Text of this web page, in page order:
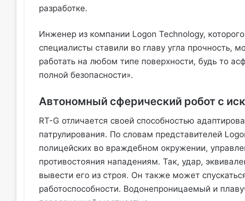
разработке.
Инженер из компании Logon Technology,
специалисты ставили во главу угла прочность,
работать на любом типе поверхности, будь то
полной безопасности».
Автономный сферический робот с
RT-G отличается своей способностью
патрулирования. По словам представителей
полицейских во враждебном окружении,
противостояния нападениям. Так, удар,
вывести его из строя. Он также может
работоспособности. Водонепроницаемый и